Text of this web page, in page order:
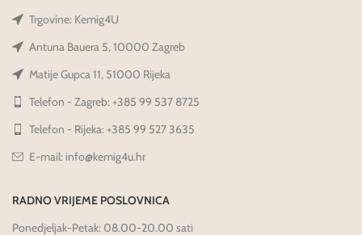
Trgovine: Kemig4U
Antuna Bauera 5, 10000 Zagreb
Matije Gupca 11, 51000 Rijeka
Telefon - Zagreb: +385 99 537 8725
Telefon - Rijeka: +385 99 527 3635
E-mail: info@kemig4u.hr
RADNO VRIJEME POSLOVNICA
Ponedjeljak-Petak: 08.00-20.00 sati